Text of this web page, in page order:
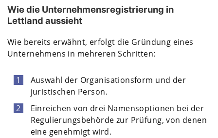
Wie die Unternehmensregistrierung in
Lettland aussieht
Wie bereits erwähnt, erfolgt die Gründung eines
Unternehmens in mehreren Schritten:
Auswahl der Organisationsform und der
juristischen Person.
Einreichen von drei Namensoptionen bei der
Regulierungsbehörde zur Prüfung, von denen
eine genehmigt wird.